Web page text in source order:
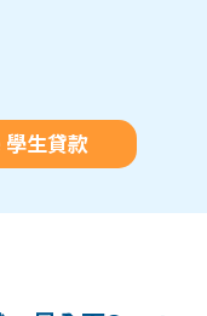
學生貸款